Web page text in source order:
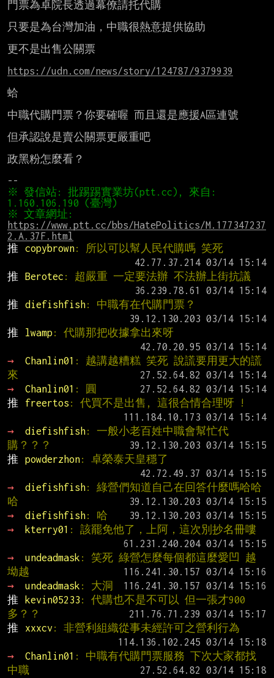
門票為卓院長透過幕僚請托代購
只要是為台灣加油，中職很熱意提供協助
更不是出售公關票
https://udn.com/news/story/124787/9379939
蛤
中職代購門票？你要確喔 而且還是應援A區連號
但承認說是賣公關票更嚴重吧
政黑粉怎麼看？
※ 發信站: 批踢踢實業坊(ptt.cc), 來自:
https://www.ptt.cc/bbs/HatePolitics/M.177347237
2.A.37F.html
推
copybrown: 所以可以幫人民代購嗎 笑死
推
Berotec : 超嚴重 一定要法辦 不法辦上街抗議
推
diefishfish: 中職有在代購門票？
推
lwamp : 代購那把收據拿出來呀
→
Chanlin01 : 越講越糟糕 笑死 說謊要用更大的謊
來
→
Chanlin01 : 圓
推
freertos : 代買不是出售, 這很合情合理呀 !
→
diefishfish: 一般小老百姓中職會幫忙代
購？？？
推
powderzhon: 卓榮泰天皇穩了
→
diefishfish: 綠營們知道自己在回答什麼嗎哈哈
哈
→
diefishfish: 哈
→
kterry01 : 該罷免他了，上阿，這次別抄名冊嘍
→
undeadmask : 笑死 綠營怎麼每個都這麼愛凹 越
坳越
→
undeadmask : 大洞
推
kevin05233 : 代購也不是不可以 但一張才900
多？？
推
xxxcv : 非營利組織從事未經許可之營利行為
→
Chanlin01 : 中職有代購門票服務 下次大家都找
中職